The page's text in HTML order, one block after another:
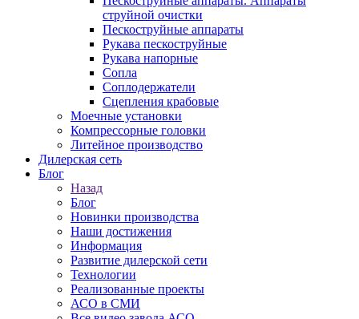
струйной очистки
Пескоструйные аппараты
Рукава пескоструйные
Рукава напорные
Сопла
Соплодержатели
Сцепления крабовые
Моечные установки
Компрессорные головки
Литейное производство
Дилерская сеть
Блог
Назад
Блог
Новинки производства
Наши достижения
Информация
Развитие дилерской сети
Технологии
Реализованные проекты
АСО в СМИ